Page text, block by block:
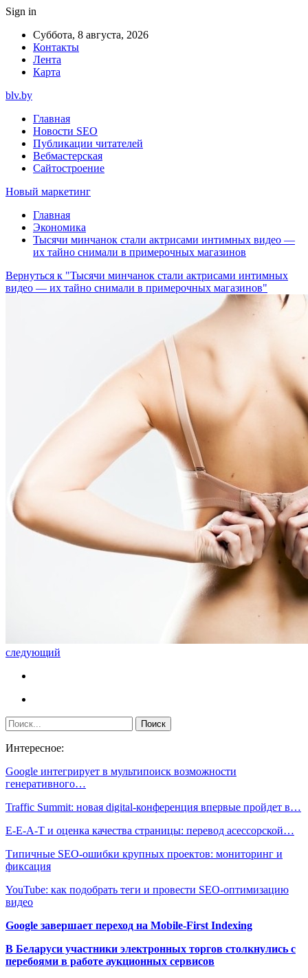
Sign in
Суббота, 8 августа, 2026
Контакты
Лента
Карта
blv.by
Главная
Новости SEO
Публикации читателей
Вебмастерская
Сайтостроение
Новый маркетинг
Главная
Экономика
Тысячи минчанок стали актрисами интимных видео —
их тайно снимали в примерочных магазинов
Вернуться к "Тысячи минчанок стали актрисами интимных
видео — их тайно снимали в примерочных магазинов"
следующий
Интересное:
Google интегрирует в мультипоиск возможности
генеративного…
Traffic Summit: новая digital-конференция впервые пройдет в…
E-E-A-T и оценка качества страницы: перевод асессорской…
Типичные SEO-ошибки крупных проектов: мониторинг и
фиксация
YouTube: как подобрать теги и провести SEO-оптимизацию
видео
Google завершает переход на Mobile-First Indexing
В Беларуси участники электронных торгов столкнулись с
перебоями в работе аукционных сервисов